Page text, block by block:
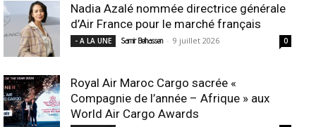
Nadia Azalé nommée directrice générale
d’Air France pour le marché français
- A LA UNE Samir Belhassen - 9 juillet 2026 0
Royal Air Maroc Cargo sacrée «
Compagnie de l’année – Afrique » aux
World Air Cargo Awards